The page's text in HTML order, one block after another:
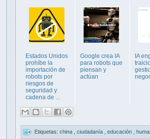
Estados Unidos
prohíbe la
importación de
robots por
riesgos de
seguridad y
cadena de ...
Google crea IA
para robots que
piensan y
actúan
IA
Etiquetas: china ciudadanía educación